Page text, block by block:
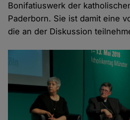
Bonifatiuswerk der
Paderborn. Sie ist damit eine
die an der Diskussion